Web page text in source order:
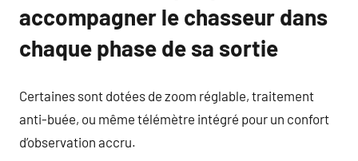
accompagner le chasseur dans
chaque phase de sa sortie
Certaines sont dotées de zoom réglable, traitement
anti-buée, ou même télémètre intégré pour un confort
d’observation accru.